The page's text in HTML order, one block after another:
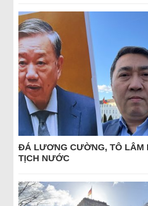
ĐÁ LƯƠNG CƯỜNG, TÔ LÂM
TỊCH NƯỚC